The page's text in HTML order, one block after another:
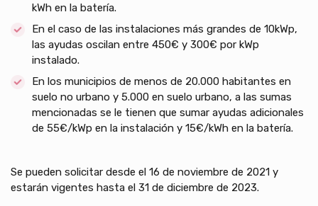
kWh en la batería.
En el caso de las instalaciones más grandes de 10kWp,
las ayudas oscilan entre 450€ y 300€ por kWp
instalado.
En los municipios de menos de 20.000 habitantes en
suelo no urbano y 5.000 en suelo urbano, a las sumas
mencionadas se le tienen que sumar ayudas adicionales
de 55€/kWp en la instalación y 15€/kWh en la batería.
Se pueden solicitar desde el 16 de noviembre de 2021 y
estarán vigentes hasta el 31 de diciembre de 2023.